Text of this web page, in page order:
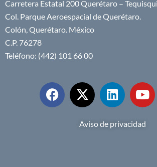
Carretera Estatal 200 Querétaro –
Col. Parque Aeroespacial de Querétaro.
Colón, Querétaro. México
C.P. 76278
Teléfono: (442) 101 66 00
Aviso de privacidad